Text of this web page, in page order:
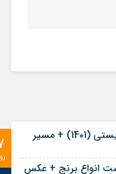
نقشه گردشگری مازندران و جاذبه های توریستی (1401) + مسیر
انواع برنج + عکس